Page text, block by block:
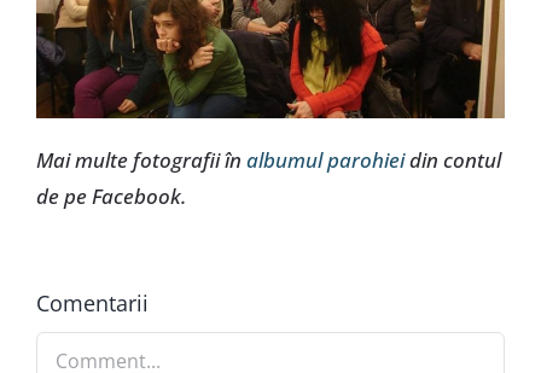
Mai multe fotografii în albumul parohieidin contul
de pe Facebook.
Comentarii
Comment